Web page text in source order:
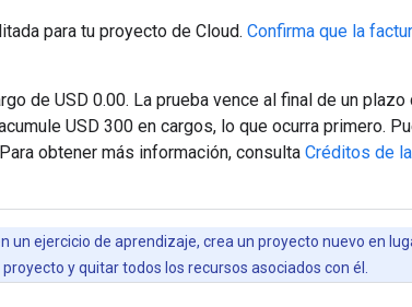
para tu proyecto de Cloud. Confirma que la
de USD 0.00. La prueba vence al final de un plazo
USD 300 en cargos, lo que ocurra primero.
obtener más información, consulta Créditos de
un ejercicio de aprendizaje, crea un proyecto nuevo en
y quitar todos los recursos asociados con él.